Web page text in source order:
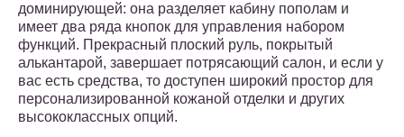
доминирующей: она разделяет кабину пополам и
имеет два ряда кнопок для управления набором
функций. Прекрасный плоский руль, покрытый
алькантарой, завершает потрясающий салон, и если у
вас есть средства, то доступен широкий простор для
персонализированной кожаной отделки и других
высококлассных опций.